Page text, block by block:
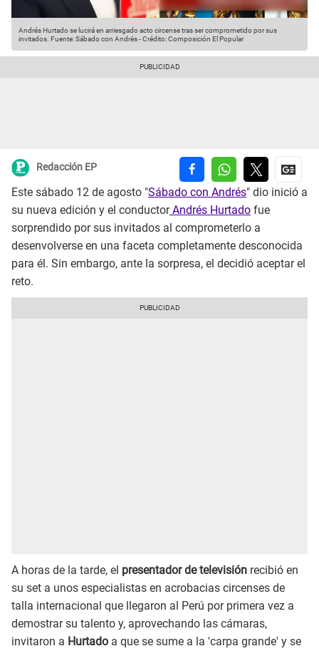
Andrés Hurtado se lucirá en arriesgado acto circense tras ser comprometido por sus
invitados. Fuente: Sábado con Andrés-Crédito: Composición El Popular
Redacción EP
Este sábado 12 de agosto "Sábado con Andrés" dio inició a
su nueva edición y el conductorAndrés Hurtado fue
sorprendido por sus invitados al comprometerlo a
desenvolverse en una faceta completamente desconocida
para él. Sin embargo, ante la sorpresa, el decidió aceptar el
reto.
A horas de la tarde, el presentador de televisión recibió en
su set a unos especialistas en acrobacias circenses de
talla internacional que llegaron al Perú por primera vez a
demostrar su talento y, aprovechando las cámaras,
invitaron a Hurtado a que se sume a la 'carpa grande' y se